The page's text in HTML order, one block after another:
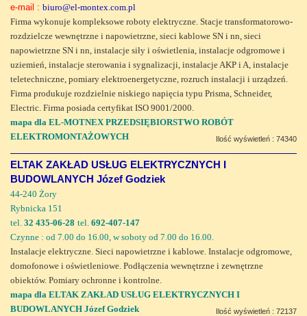
e-mail : biuro@el-montex.com.pl
Firma wykonuje kompleksowe roboty elektryczne. Stacje transformatorowo-
rozdzielcze wewnętrzne i napowietrzne, sieci kablowe SN i nn, sieci
napowietrzne SN i nn, instalacje siły i oświetlenia, instalacje odgromowe i
uziemień, instalacje sterowania i sygnalizacji, instalacje AKP i A, instalacje
teletechniczne, pomiary elektroenergetyczne, rozruch instalacji i urządzeń.
Firma produkuje rozdzielnie niskiego napięcia typu Prisma, Schneider,
Electric. Firma posiada certyfikat ISO 9001/2000.
mapa dla EL-MOTNEX PRZEDSIĘBIORSTWO ROBÓT
ELEKTROMONTAŻOWYCH
Ilość wyświetleń : 74340
ELTAK ZAKŁAD USŁUG ELEKTRYCZNYCH I
BUDOWLANYCH Józef Godziek
44-240 Żory
Rybnicka 151
tel. 32 435-06-28 tel. 692-407-147
Czynne : od 7.00 do 16.00, w soboty od 7.00 do 16.00.
Instalacje elektryczne. Sieci napowietrzne i kablowe. Instalacje odgromowe,
domofonowe i oświetleniowe. Podłączenia wewnętrzne i zewnętrzne
obiektów. Pomiary ochronne i kontrolne.
mapa dla ELTAK ZAKŁAD USŁUG ELEKTRYCZNYCH I
BUDOWLANYCH Józef Godziek
Ilość wyświetleń : 72137